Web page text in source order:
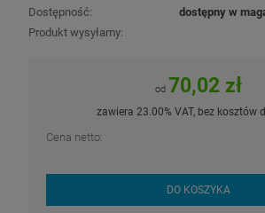
Dostępność:
dostępny w
Produkt wysyłamy:
od 70,02 zł
zawiera 23.00% VAT, bez kosztów
Cena netto:
DO KOSZYKA